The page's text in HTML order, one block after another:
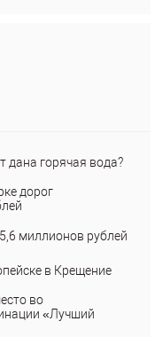
дана горячая вода?
дорог
миллионов рублей
в Крещение
во
«Лучший